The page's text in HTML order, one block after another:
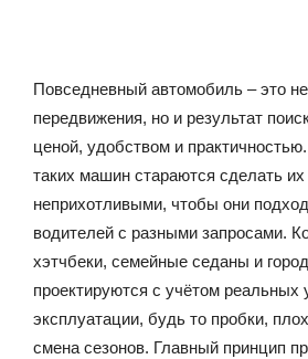
Повседневный автомобиль – это
передвижения, но и результат
ценой, удобством и
таких машин стараются сделать
неприхотливыми, чтобы они
водителей с разными запросами.
хэтчбеки, семейные седаны и
проектируются с учётом реальных
эксплуатации, будь то пробки,
смена сезонов. Главный принцип